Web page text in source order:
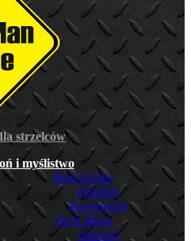
strzelców
i myślistwo
Broń krótka
Pistolety
Rewolwery
Broń długa
Sztucery